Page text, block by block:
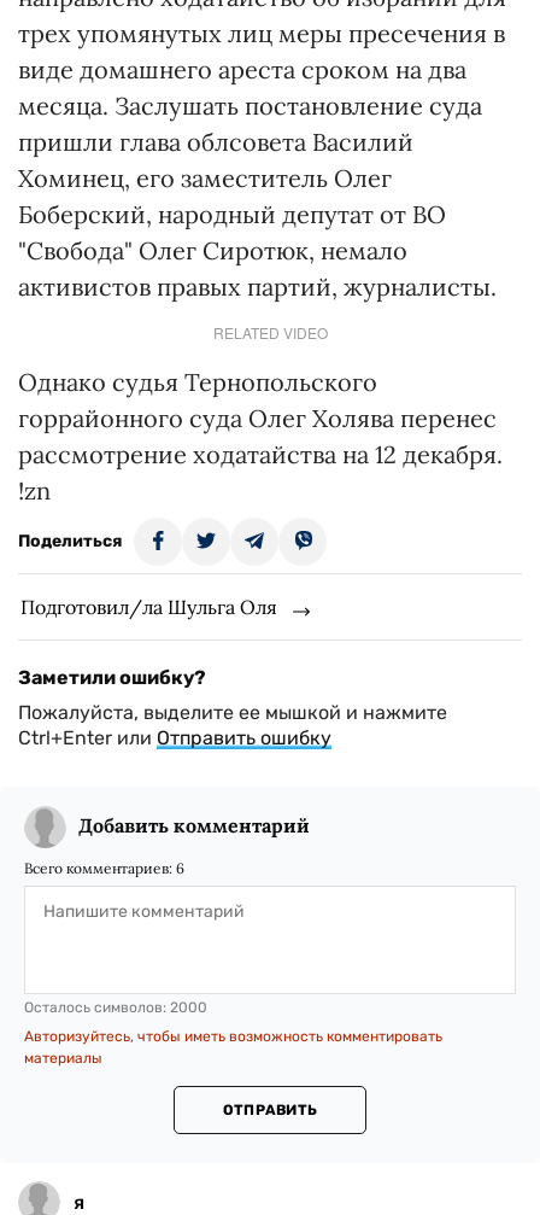
трех упомянутых лиц меры пресечения в
виде домашнего ареста сроком на два
месяца. Заслушать постановление суда
пришли глава облсовета Василий
Хоминец, его заместитель Олег
Боберский, народный депутат от ВО
"Свобода" Олег Сиротюк, немало
активистов правых партий, журналисты.
RELATED VIDEO
Однако судья Тернопольского
горрайонного суда Олег Холява перенес
рассмотрение ходатайства на 12 декабря.
!zn
Поделиться
Подготовил/ла Шульга Оля
Заметили ошибку?
Пожалуйста, выделите ее мышкой и нажмите
Ctrl+Enter или Отправить ошибку
Добавить комментарий
Всего комментариев: 6
Осталось символов: 2000
Авторизуйтесь, чтобы иметь возможность комментировать
материалы
ОТПРАВИТЬ
я